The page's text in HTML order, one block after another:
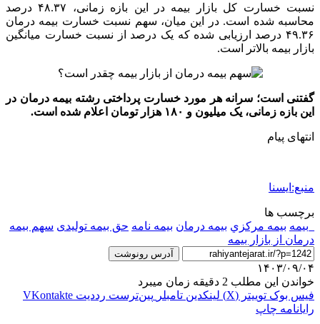
نسبت خسارت کل بازار بیمه در این بازه زمانی، ۴۸.۳۷ درصد
محاسبه شده است. در این میان، سهم نسبت خسارت بیمه درمان
۴۹.۳۶ درصد ارزیابی شده که یک درصد از نسبت خسارت میانگین
بازار بیمه بالاتر است.
گفتنی است؛ سرانه هر مورد خسارت پرداختی رشته بیمه درمان در
این بازه زمانی، یک میلیون و ۱۸۰ هزار تومان اعلام شده است.
انتهای پیام
منبع:ایسنا
برچسب ها
_بيمه بيمه مركزي بیمه درمان بیمه نامه حق بیمه تولیدی سهم بیمه
درمان از بازار بیمه
آدرس رونوشت
۱۴۰۳/۰۹/۰۴
خواندن این مطلب 2 دقیقه زمان میبرد
فیس بوک توییتر (X) لینکدین ‫تامبلر ‫پین‌ترست ‫رددیت ‫VKontakte
رایانامه چاپ